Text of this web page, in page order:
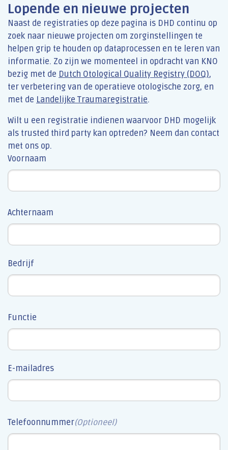
Lopende en nieuwe projecten
Naast de registraties op deze pagina is DHD continu op
zoek naar nieuwe projecten om zorginstellingen te
helpen grip te houden op dataprocessen en te leren van
informatie. Zo zijn we momenteel in opdracht van KNO
bezig met de Dutch Otological Quality Registry (DOQ),
ter verbetering van de operatieve otologische zorg, en
met de Landelijke Traumaregistratie.
Wilt u een registratie indienen waarvoor DHD mogelijk
als trusted third party kan optreden? Neem dan contact
met ons op.
Leave
this
Voornaam
Achternaam
Bedrijf
Functie
E-mailadres
Telefoonnummer(Optioneel)